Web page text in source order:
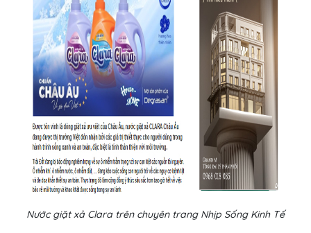
Nước giặt xả Clara trên chuyên trang Nhịp Sống Kinh Tế